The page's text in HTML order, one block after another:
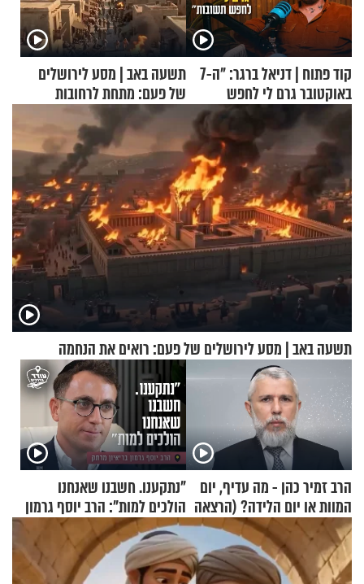
קוד פתוח | דניאל ברגר: "ה-7
באוקטובר גרם לי לחפש
תשובות"
תשעה באב | מסע לירושלים
של פעם: מתחת לרחובות
ירושלים
תשעה באב | מסע לירושלים של פעם: רואים את הנחמה
הרב זמיר כהן - מה עדיף, יום
המוות או יום הלידה? (הרצאה
בפרסית)
"נתקענו. חשבנו שאנחנו
הולכים למות": הרב יוסף גרמון
בריאיון מרתק